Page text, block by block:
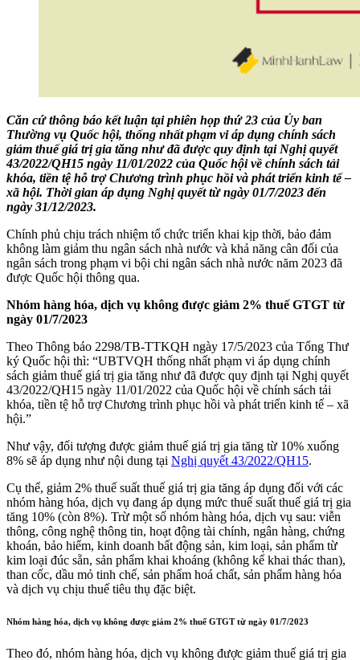
Căn cứ thông báo kết luận tại phiên họp thứ 23 của Ủy ban
Thường vụ Quốc hội, thống nhất phạm vi áp dụng chính sách
giảm thuế giá trị gia tăng như đã được quy định tại Nghị quyết
43/2022/QH15 ngày 11/01/2022 của Quốc hội về chính sách tải
khóa, tiền tệ hỗ trợ Chương trình phục hồi và phát triển kinh tế –
xã hội. Thời gian áp dụng Nghị quyết từ ngày 01/7/2023 đến
ngày 31/12/2023.
Chính phủ chịu trách nhiệm tổ chức triển khai kịp thời, bảo đảm
không làm giảm thu ngân sách nhà nước và khả năng cân đối của
ngân sách trong phạm vi bội chi ngân sách nhà nước năm 2023 đã
được Quốc hội thông qua.
Nhóm hàng hóa, dịch vụ không được giảm 2% thuế GTGT từ
ngày 01/7/2023
Theo Thông báo 2298/TB-TTKQH ngày 17/5/2023 của Tổng Thư
ký Quốc hội thì: “UBTVQH thống nhất phạm vi áp dụng chính
sách giảm thuế giá trị gia tăng như đã được quy định tại Nghị quyết
43/2022/QH15 ngày 11/01/2022 của Quốc hội về chính sách tải
khóa, tiền tệ hỗ trợ Chương trình phục hồi và phát triển kinh tế – xã
hội.”
Như vậy, đối tượng được giảm thuế giá trị gia tăng từ 10% xuống
8% sẽ áp dụng như nội dung tại Nghị quyết 43/2022/QH15.
Cụ thể, giảm 2% thuế suất thuế giá trị gia tăng áp dụng đối với các
nhóm hàng hóa, dịch vụ đang áp dụng mức thuế suất thuế giá trị gia
tăng 10% (còn 8%). Trừ một số nhóm hàng hóa, dịch vụ sau: viễn
thông, công nghệ thông tin, hoạt động tài chính, ngân hàng, chứng
khoán, bảo hiểm, kinh doanh bất động sản, kim loại, sản phẩm từ
kim loại đúc sẵn, sản phẩm khai khoáng (không kể khai thác than),
than cốc, dầu mỏ tinh chế, sản phẩm hoá chất, sản phẩm hàng hóa
và dịch vụ chịu thuế tiêu thụ đặc biệt.
Nhóm hàng hóa, dịch vụ không được giảm 2% thuế GTGT từ ngày 01/7/2023
Theo đó, nhóm hàng hóa, dịch vụ không được giảm thuế giá trị gia